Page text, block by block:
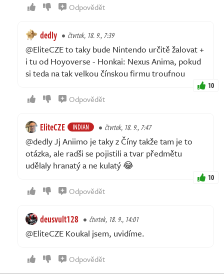
Odpovědět
dedly čtvrtek, 18. 9., 7:39
@EliteCZE to taky bude Nintendo určitě žalovat +
i tu od Hoyoverse - Honkai: Nexus Anima, pokud
si teda na tak velkou čínskou firmu troufnou
10
Odpovědět
EliteCZE INDIAN čtvrtek, 18. 9., 7:47
@dedly Jj Aniimo je taky z Číny takže tam je to
otázka, ale radši se pojistili a tvar předmětu
udělaly hranatý a ne kulatý 😂
10
Odpovědět
deusvult128 čtvrtek, 18. 9., 14:01
@EliteCZE Koukal jsem, uvidíme.
Odpovědět